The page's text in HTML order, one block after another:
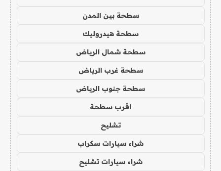
سطحة بين المدن
سطحة هيدروليك
سطحة شمال الرياض
سطحة غرب الرياض
سطحة جنوب الرياض
اقرب سطحة
تشليح
شراء سيارات سكراب
شراء سيارات تشليح